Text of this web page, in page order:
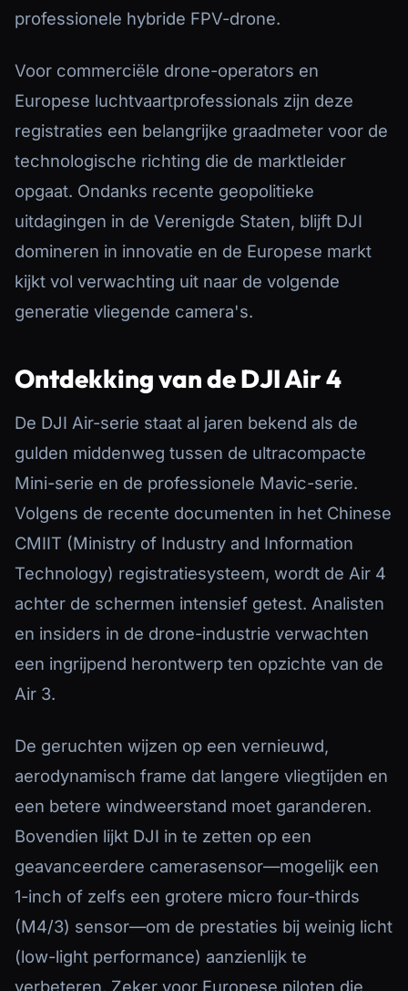
professionele hybride FPV-drone.
Voor commerciële drone-operators en
Europese luchtvaartprofessionals zijn deze
registraties een belangrijke graadmeter voor de
technologische richting die de marktleider
opgaat. Ondanks recente geopolitieke
uitdagingen in de Verenigde Staten, blijft DJI
domineren in innovatie en de Europese markt
kijkt vol verwachting uit naar de volgende
generatie vliegende camera's.
Ontdekking van de DJI Air 4
De DJI Air-serie staat al jaren bekend als de
gulden middenweg tussen de ultracompacte
Mini-serie en de professionele Mavic-serie.
Volgens de recente documenten in het Chinese
CMIIT (Ministry of Industry and Information
Technology) registratiesysteem, wordt de Air 4
achter de schermen intensief getest. Analisten
en insiders in de drone-industrie verwachten
een ingrijpend herontwerp ten opzichte van de
Air 3.
De geruchten wijzen op een vernieuwd,
aerodynamisch frame dat langere vliegtijden en
een betere windweerstand moet garanderen.
Bovendien lijkt DJI in te zetten op een
geavanceerdere camerasensor—mogelijk een
1-inch of zelfs een grotere micro four-thirds
(M4/3) sensor—om de prestaties bij weinig licht
(low-light performance) aanzienlijk te
verbeteren. Zeker voor Europese piloten die